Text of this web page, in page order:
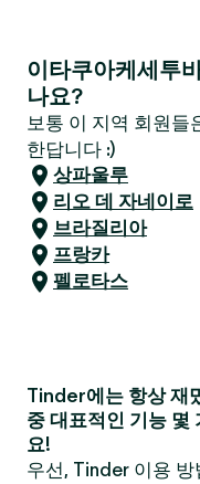
이타쿠아케세투
나요?
보통 이 지역 회원들
한답니다 :)
상파울루
리오 데 자네이로
브라질리아
프랑카
펠로타스
Tinder에는 항상 재
중 대표적인 기능 몇
요!
우선, Tinder 이용